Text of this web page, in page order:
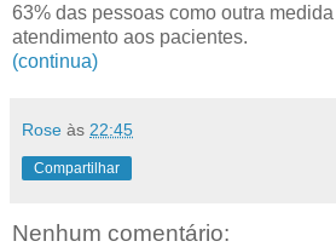
63% das pessoas como outra
atendimento aos pacientes.
(continua)
Rose às 22:45
Compartilhar
Nenhum comentário: